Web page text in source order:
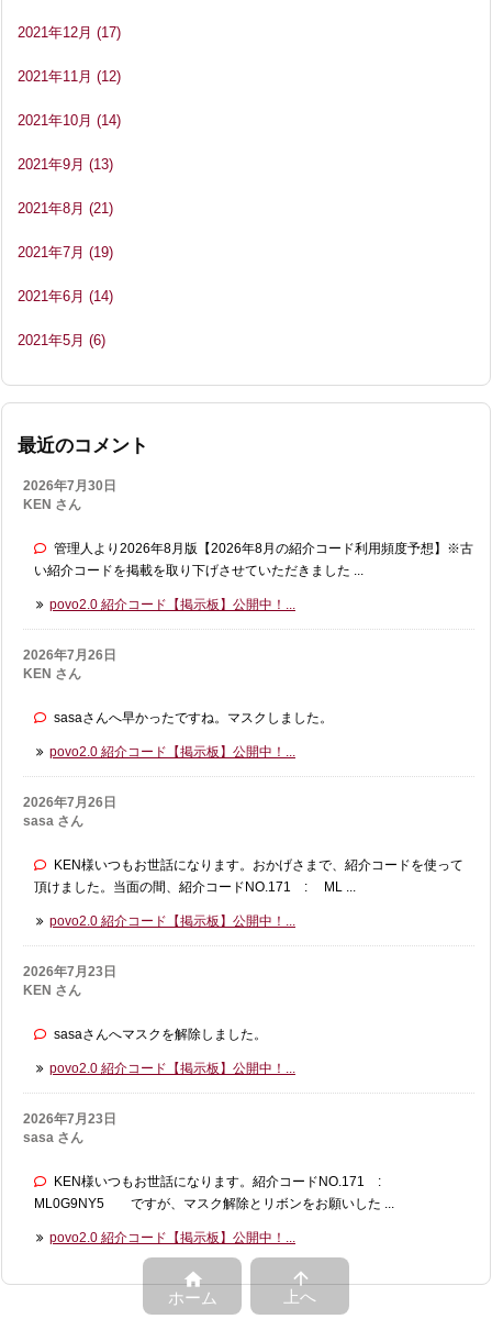
2021年12月 (17)
2021年11月 (12)
2021年10月 (14)
2021年9月 (13)
2021年8月 (21)
2021年7月 (19)
2021年6月 (14)
2021年5月 (6)
最近のコメント
2026年7月30日
KEN さん
管理人より2026年8月版【2026年8月の紹介コード利用頻度予想】※古
い紹介コードを掲載を取り下げさせていただきました ...
povo2.0 紹介コード【掲示板】公開中！...
2026年7月26日
KEN さん
sasaさんへ早かったですね。マスクしました。
povo2.0 紹介コード【掲示板】公開中！...
2026年7月26日
sasa さん
KEN様いつもお世話になります。おかげさまで、紹介コードを使って
頂けました。当面の間、紹介コードNO.171 : ML ...
povo2.0 紹介コード【掲示板】公開中！...
2026年7月23日
KEN さん
sasaさんへマスクを解除しました。
povo2.0 紹介コード【掲示板】公開中！...
2026年7月23日
sasa さん
KEN様いつもお世話になります。紹介コードNO.171 :
ML0G9NY5 ですが、マスク解除とリボンをお願いした ...
povo2.0 紹介コード【掲示板】公開中！...

ホーム

上へ